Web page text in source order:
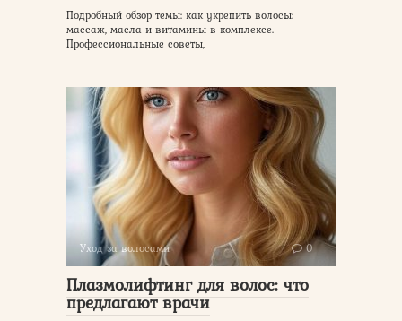
Подробный обзор темы: как укрепить волосы:
массаж, масла и витамины в комплексе.
Профессиональные советы,
Уход за волосами 0
Плазмолифтинг для волос: что
предлагают врачи